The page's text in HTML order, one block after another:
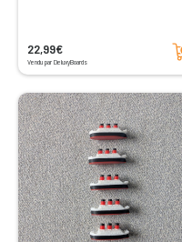
22,99€
Vendu par DeluxyBoards